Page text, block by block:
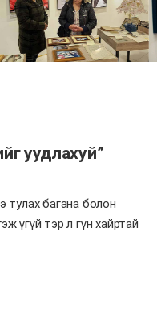
уудлахуй”
тулах багана болон
үгүй тэр л гүн хайртай